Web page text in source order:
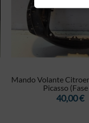
Mando Volante
Picasso (Fase
Precio
40,00 €
